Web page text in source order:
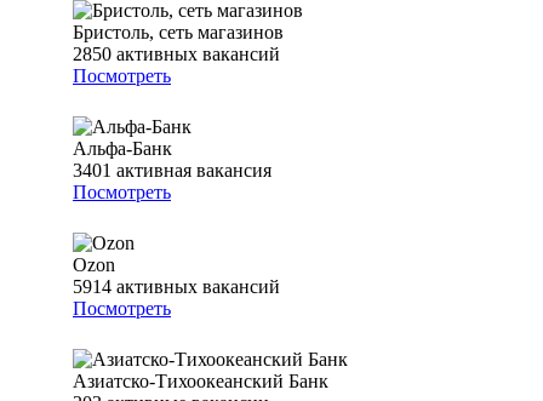
Бристоль, сеть магазинов
2850 активных вакансий
Посмотреть
Альфа-Банк
3401 активная вакансия
Посмотреть
Ozon
5914 активных вакансий
Посмотреть
Азиатско-Тихоокеанский Банк